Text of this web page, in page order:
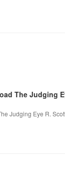
The Judging
Judging Eye R.